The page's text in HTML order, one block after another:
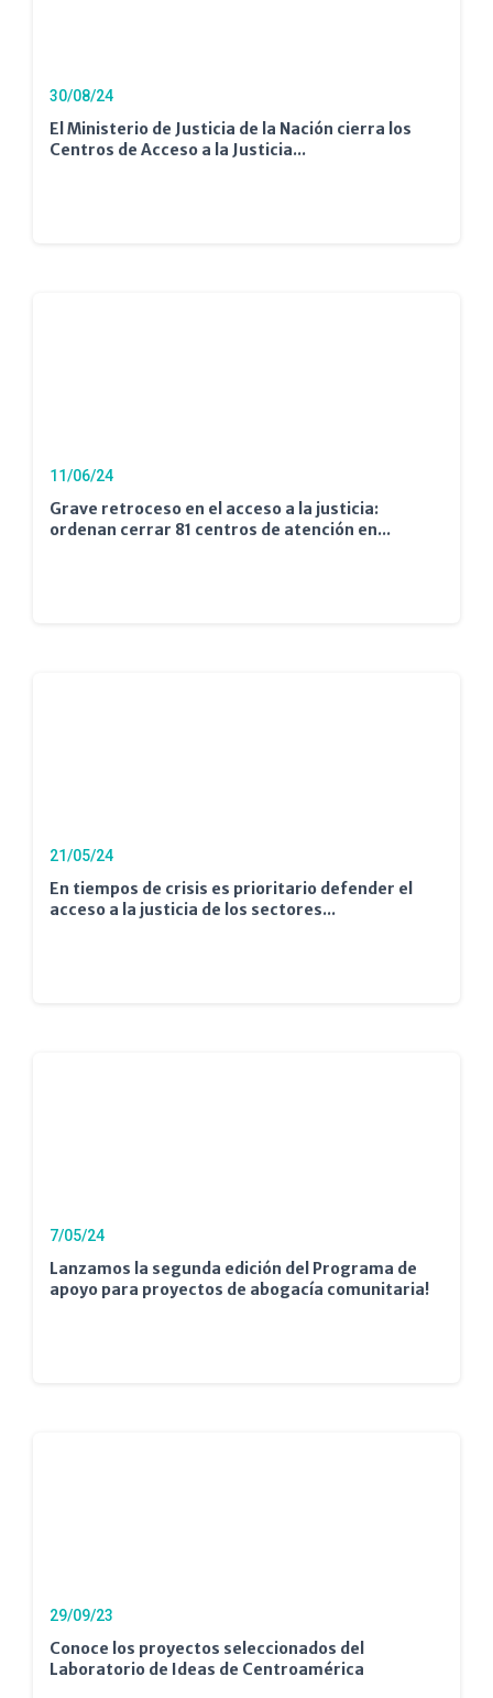
30/08/24
El Ministerio de Justicia de la Nación cierra los
Centros de Acceso a la Justicia...
11/06/24
Grave retroceso en el acceso a la justicia:
ordenan cerrar 81 centros de atención en...
21/05/24
En tiempos de crisis es prioritario defender el
acceso a la justicia de los sectores...
7/05/24
Lanzamos la segunda edición del Programa de
apoyo para proyectos de abogacía comunitaria!
29/09/23
Conoce los proyectos seleccionados del
Laboratorio de Ideas de Centroamérica